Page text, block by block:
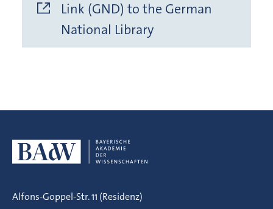
Link (GND) to the German
National Library
Alfons-Goppel-Str. 11 (Residenz)